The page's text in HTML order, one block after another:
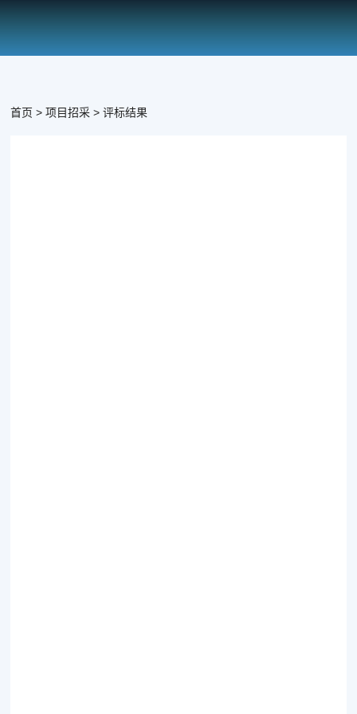
首页 项目招采 评标结果